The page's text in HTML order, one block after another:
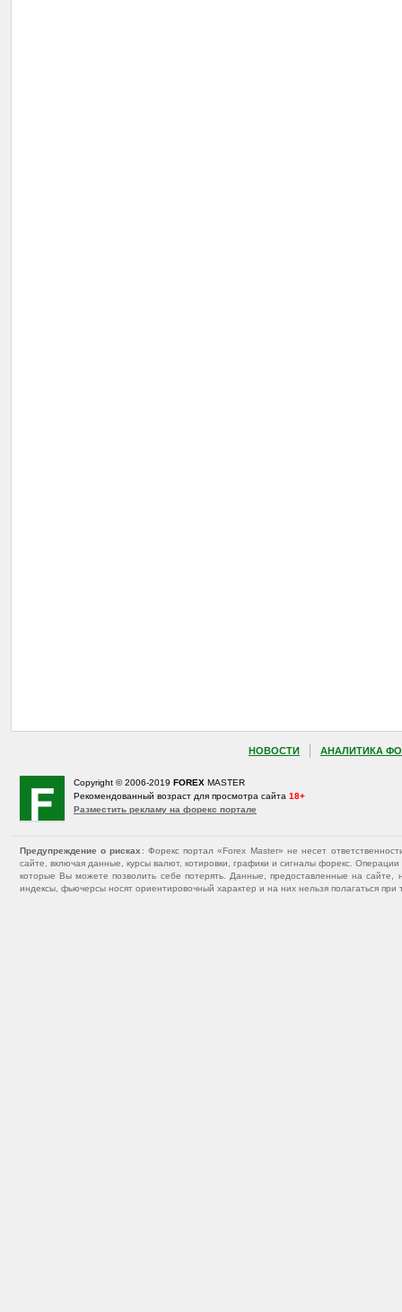
НОВОСТИ АНАЛИТИКА
Copyright © 2006-2019 FOREX MASTER
Рекомендованный возраст для просмотра сайта 18+
Разместить рекламу на форекс портале
Предупреждение о рисках : Форекс портал «Forex Master» не несет
сайте, включая данные, курсы валют, котировки, графики и сигналы форекс.
которые Вы можете позволить себе потерять. Данные, предоставленные на
индексы, фьючерсы носят ориентировочный характер и на них нельзя полагаться при